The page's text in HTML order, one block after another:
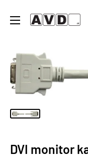
avdwebshop
DVI monitor